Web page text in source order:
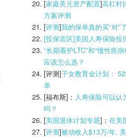
[家庭美元资产配置]高杠杆
方案评测
[评测]我的保单真的买“对”
[投保雷区]美国人寿保险投
“长期看护LTC”和“慢性疾
应该怎么选？
[评测]子女教育金计划：
单
[福布斯]： 人寿保险可以认
吗？
[美国退休计划专题]： 在美
[评测]被动收入$13万/年,